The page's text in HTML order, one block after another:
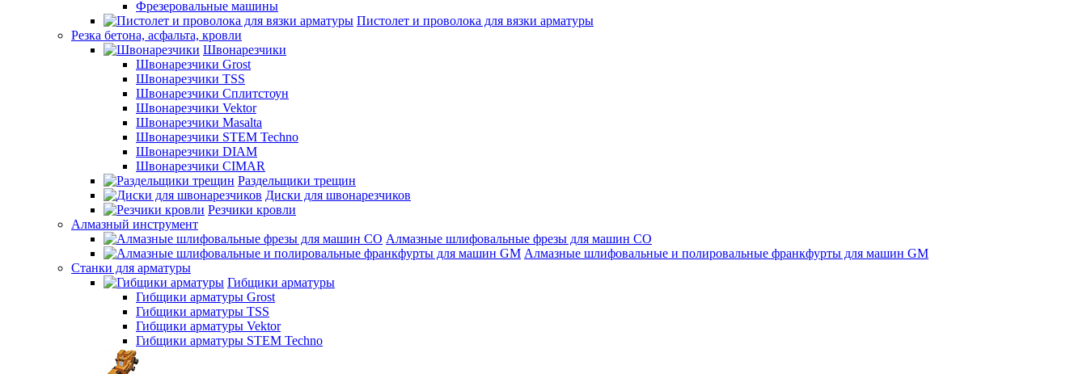
Фрезеровальные машины
Пистолет и проволока для вязки арматуры
Резка бетона, асфальта, кровли
Швонарезчики
Швонарезчики Grost
Швонарезчики TSS
Швонарезчики Сплитстоун
Швонарезчики Vektor
Швонарезчики Masalta
Швонарезчики STEM Techno
Швонарезчики DIAM
Швонарезчики CIMAR
Раздельщики трещин
Диски для швонарезчиков
Резчики кровли
Алмазный инструмент
Алмазные шлифовальные фрезы для машин СО
Алмазные шлифовальные и полировальные франкфурты для машин GM
Станки для арматуры
Гибщики арматуры
Гибщики арматуры Grost
Гибщики арматуры TSS
Гибщики арматуры Vektor
Гибщики арматуры STEM Techno